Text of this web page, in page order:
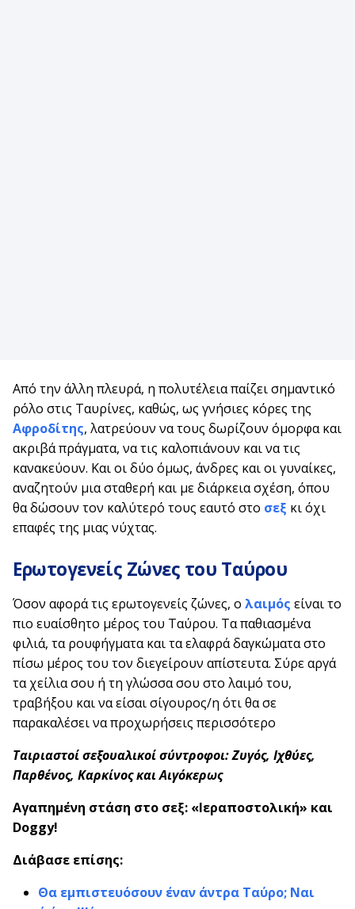
Από την άλλη πλευρά, η πολυτέλεια παίζει σημαντικό
ρόλο στις Ταυρίνες, καθώς, ως γνήσιες κόρες της
Αφροδίτης, λατρεύουν να τους δωρίζουν όμορφα και
ακριβά πράγματα, να τις καλοπιάνουν και να τις
κανακεύουν. Και οι δύο όμως, άνδρες και οι γυναίκες,
αναζητούν μια σταθερή και με διάρκεια σχέση, όπου
θα δώσουν τον καλύτερό τους εαυτό στο σεξ κι όχι
επαφές της μιας νύχτας.
Ερωτογενείς Ζώνες του Ταύρου
Όσον αφορά τις ερωτογενείς ζώνες, ο λαιμός είναι το
πιο ευαίσθητο μέρος του Ταύρου. Τα παθιασμένα
φιλιά, τα ρουφήγματα και τα ελαφρά δαγκώματα στο
πίσω μέρος του τον διεγείρουν απίστευτα. Σύρε αργά
τα χείλια σου ή τη γλώσσα σου στο λαιμό του,
τραβήξου και να είσαι σίγουρος/η ότι θα σε
παρακαλέσει να προχωρήσεις περισσότερο
Ταιριαστοί σεξουαλικοί σύντροφοι: Ζυγός, Ιχθύες,
Παρθένος, Καρκίνος και Αιγόκερως
Αγαπημένη στάση στο σεξ: «Ιεραποστολική» και
Doggy!
Διάβασε επίσης:
Θα εμπιστευόσουν έναν άντρα Ταύρο; Ναι